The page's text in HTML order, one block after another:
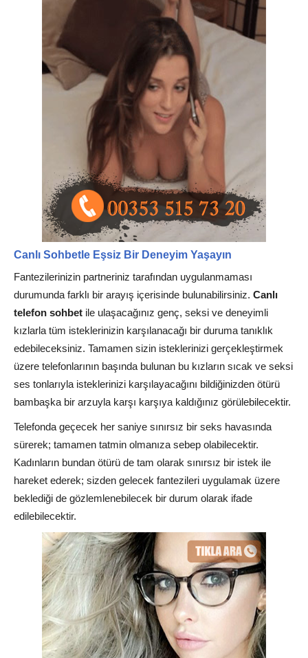
Canlı Sohbetle Eşsiz Bir Deneyim Yaşayın
Fantezilerinizin partneriniz tarafından uygulanmaması
durumunda farklı bir arayış içerisinde bulunabilirsiniz. Canlı
telefon sohbet ile ulaşacağınız genç, seksi ve deneyimli
kızlarla tüm isteklerinizin karşılanacağı bir duruma tanıklık
edebileceksiniz. Tamamen sizin isteklerinizi gerçekleştirmek
üzere telefonlarının başında bulunan bu kızların sıcak ve seksi
ses tonlarıyla isteklerinizi karşılayacağını bildiğinizden ötürü
bambaşka bir arzuyla karşı karşıya kaldığınız görülebilecektir.
Telefonda geçecek her saniye sınırsız bir seks havasında
sürerek; tamamen tatmin olmanıza sebep olabilecektir.
Kadınların bundan ötürü de tam olarak sınırsız bir istek ile
hareket ederek; sizden gelecek fantezileri uygulamak üzere
beklediği de gözlemlenebilecek bir durum olarak ifade
edilebilecektir.